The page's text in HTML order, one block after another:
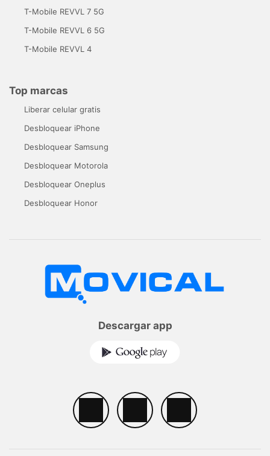
T-Mobile REVVL 7 5G
T-Mobile REVVL 6 5G
T-Mobile REVVL 4
Top marcas
Liberar celular gratis
Desbloquear iPhone
Desbloquear Samsung
Desbloquear Motorola
Desbloquear Oneplus
Desbloquear Honor
Descargar app